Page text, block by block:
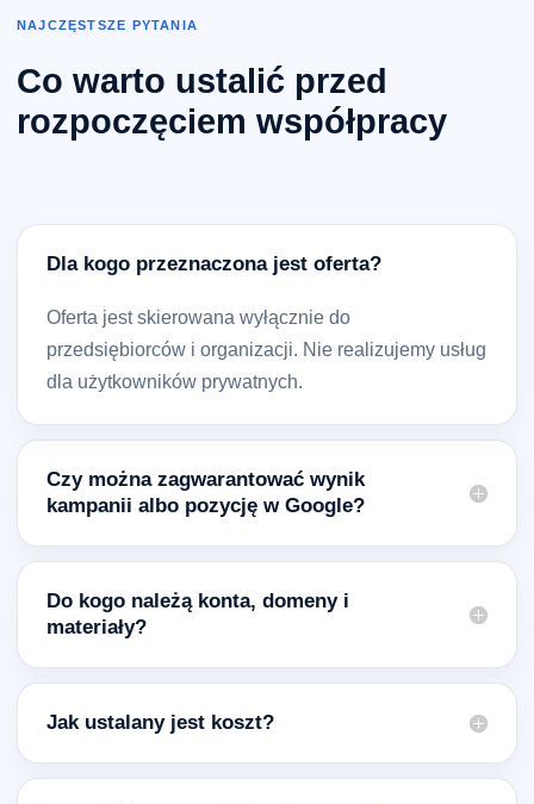
NAJCZĘSTSZE PYTANIA
Co warto ustalić przed
rozpoczęciem współpracy
Dla kogo przeznaczona jest oferta?
Oferta jest skierowana wyłącznie do
przedsiębiorców i organizacji. Nie realizujemy usług
dla użytkowników prywatnych.
Czy można zagwarantować wynik
kampanii albo pozycję w Google?
Do kogo należą konta, domeny i
materiały?
Jak ustalany jest koszt?